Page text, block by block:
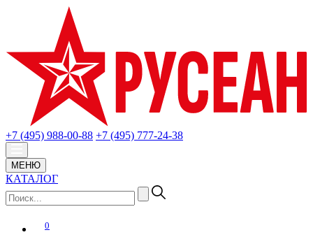
+7 (495) 988-00-88 +7 (495) 777-24-38
МЕНЮ
КАТАЛОГ
0